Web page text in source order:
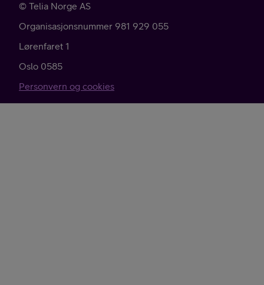
© Telia Norge AS
Organisasjonsnummer 981 929 055
Lørenfaret 1
Oslo 0585
Personvern og cookies